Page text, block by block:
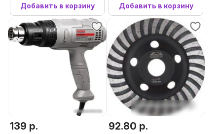
Добавить в корзину Добавить в корзину
139 р. 92.80 р.